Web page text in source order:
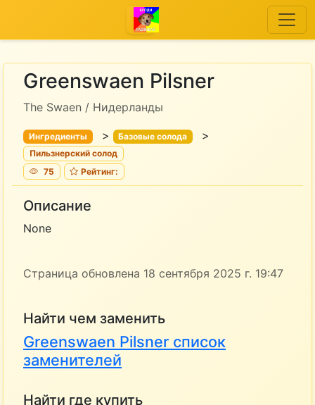
Greenswaen Pilsner
The Swaen / Нидерланды
Ингредиенты > Базовые солода >
Пильзнерский солод
75
Рейтинг:
Описание
None
Страница обновлена 18 сентября 2025 г. 19:47
Найти чем заменить
Greenswaen Pilsner список
заменителей
Найти где купить